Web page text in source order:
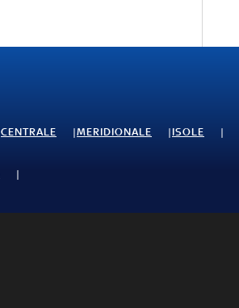
CENTRALE MERIDIONALE
ISOLE